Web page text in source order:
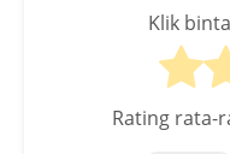
Klik
Rating rata-